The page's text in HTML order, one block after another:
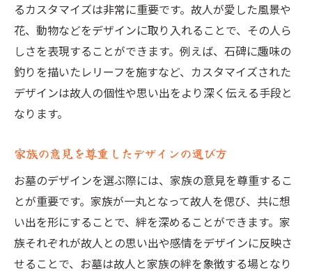
メンテナンスが簡単な自然石お墓の特徴
季節ごとの美しさを楽しむ自然石の魅力
自然石を使ったお墓のデザイン事例
カスタマイズで個性を表現するお墓のデザイン
カスタマイズの自由度とそのメリット
故人らしさを演出するためのアイデア
家族全員の意見を取り入れたデザイン
カスタマイズ事例とその成功ストーリー
宗教や信条に基づくお墓のデザインの選び方
るカスタマイズは非常に重要です。故人が愛した風景や
花、動物などをデザインに取り入れることで、その人ら
しさを表現することができます。例えば、石碑に趣味の
釣りを描いたレリーフを施すなど、カスタマイズされた
デザインは故人の個性や思い出をより深く伝える手段と
なります。
家族の意見を尊重したデザインの選び方
お墓のデザインを選ぶ際には、家族の意見を尊重するこ
とが重要です。家族が一丸となって故人を偲び、共に想
い出を形にすることで、絆を深めることができます。家
族それぞれが故人との思い出や感情をデザインに反映さ
せることで、お墓は故人と家族の絆を象徴する場となり